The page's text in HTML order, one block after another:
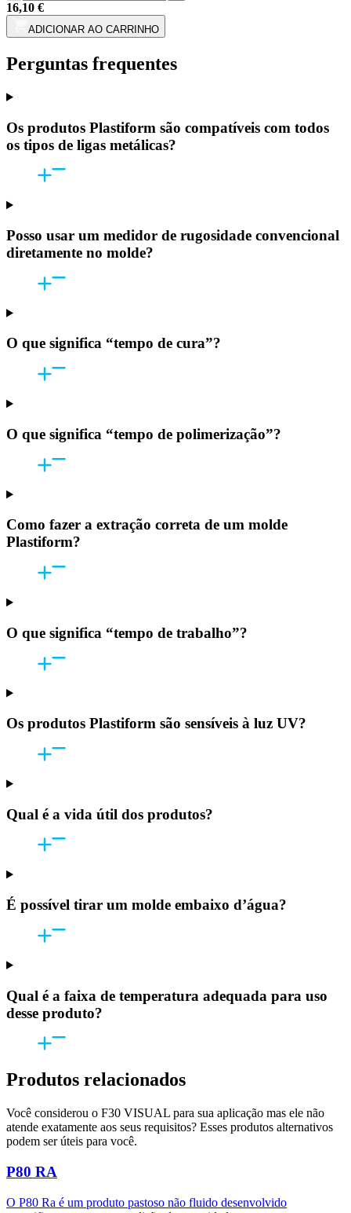
16,10 €
ADICIONAR AO CARRINHO
Perguntas frequentes
Os produtos Plastiform são compatíveis com todos
os tipos de ligas metálicas?
Posso usar um medidor de rugosidade convencional
diretamente no molde?
O que significa “tempo de cura”?
O que significa “tempo de polimerização”?
Como fazer a extração correta de um molde
Plastiform?
O que significa “tempo de trabalho”?
Os produtos Plastiform são sensíveis à luz UV?
Qual é a vida útil dos produtos?
É possível tirar um molde embaixo d’água?
Qual é a faixa de temperatura adequada para uso
desse produto?
Produtos relacionados
Você considerou o F30 VISUAL para sua aplicação mas ele não
atende exatamente aos seus requisitos? Esses produtos alternativos
podem ser úteis para você.
P80 RA
O P80 Ra é um produto pastoso não fluido desenvolvido